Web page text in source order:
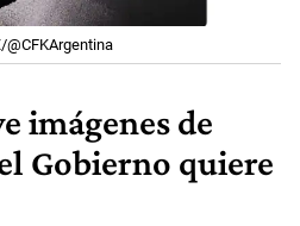
@CFKArgentina
imágenes de
Gobierno quiere